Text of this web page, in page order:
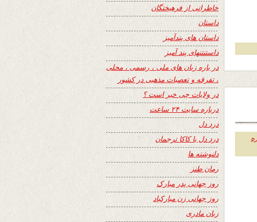
خاطراتی از فرهیختگان
داستان
داستان های پندآمیز
داستنتنهای پند آمیز
در باره زبان های ملی ، رسمی ، محلی
، تفرقه و تعصبات مذهبی در کشور
در ولایات چی خبر است ؟
درباره سایت ۲۴ ساعت
درد دل
درد دل با کاکا ترجمان
دلنوشته ها
رمان طنز
روز جهانی پدر مبارک
روز جهانی زن مبارکباد
زبان مادری